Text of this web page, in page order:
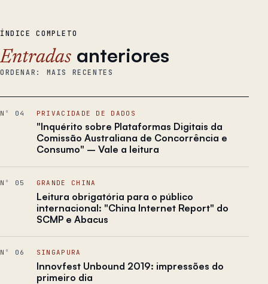
ÍNDICE COMPLETO
Entradas anteriores
ORDENAR: MAIS RECENTES
Nº 04 PRIVACIDADE DE DADOS
"Inquérito sobre Plataformas Digitais da
Comissão Australiana de Concorrência e
Consumo" – Vale a leitura
Nº 05 GRANDE CHINA
Leitura obrigatória para o público
internacional: "China Internet Report" do
SCMP e Abacus
Nº 06 SINGAPURA
Innovfest Unbound 2019: impressões do
primeiro dia